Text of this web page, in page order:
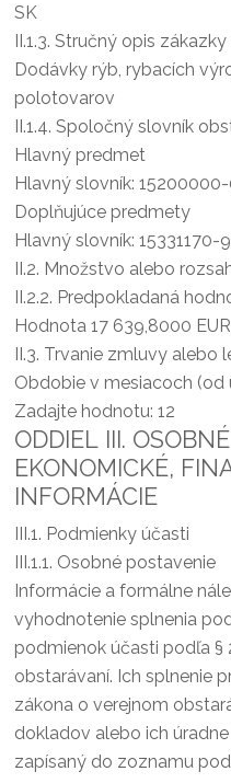
SK
II.1.3. Stručný opis
Dodávky rýb, rybacích
polotovarov
II.1.4. Spoločný slovník
Hlavný predmet
Hlavný slovník:
Doplňujúce predmety
Hlavný slovník: 15331170-
II.2. Množstvo alebo
II.2.2. Predpokladaná
Hodnota 17 639,8000 EUR
II.3. Trvanie zmluvy alebo
Obdobie v mesiacoch
Zadajte hodnotu: 12
ODDIEL III.
EKONOMICKÉ,
INFORMÁCIE
III.1. Podmienky účasti
III.1.1. Osobné postavenie
Informácie a formálne
vyhodnotenie splnenia
podmienok účasti podľa §
obstarávaní. Ich splnenie
zákona o verejnom
dokladov alebo ich
zapísaný do zoznamu